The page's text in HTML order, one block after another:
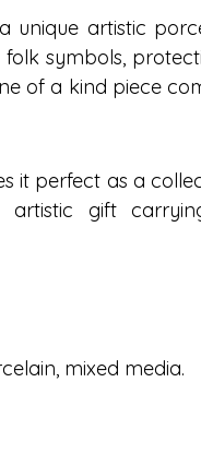
unique artistic
symbols,
of a kind piece
it perfect as a
gift
mixed media.